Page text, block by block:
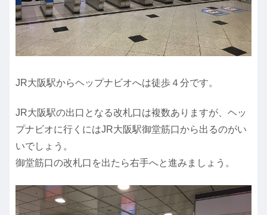
JR大阪駅からヘップナビオへは徒歩４分です。
JR大阪駅の出口となる改札口は複数ありますが、ヘッ
プナビオに行くにはJR大阪駅御堂筋口から出るのがい
いでしょう。
御堂筋口の改札口を出たら右手へと進みましょう。